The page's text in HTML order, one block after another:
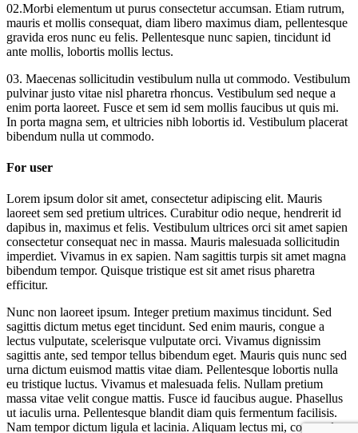
02.Morbi elementum ut purus consectetur accumsan. Etiam rutrum,
mauris et mollis consequat, diam libero maximus diam, pellentesque
gravida eros nunc eu felis. Pellentesque nunc sapien, tincidunt id
ante mollis, lobortis mollis lectus.
03. Maecenas sollicitudin vestibulum nulla ut commodo. Vestibulum
pulvinar justo vitae nisl pharetra rhoncus. Vestibulum sed neque a
enim porta laoreet. Fusce et sem id sem mollis faucibus ut quis mi.
In porta magna sem, et ultricies nibh lobortis id. Vestibulum placerat
bibendum nulla ut commodo.
For user
Lorem ipsum dolor sit amet, consectetur adipiscing elit. Mauris
laoreet sem sed pretium ultrices. Curabitur odio neque, hendrerit id
dapibus in, maximus et felis. Vestibulum ultrices orci sit amet sapien
consectetur consequat nec in massa. Mauris malesuada sollicitudin
imperdiet. Vivamus in ex sapien. Nam sagittis turpis sit amet magna
bibendum tempor. Quisque tristique est sit amet risus pharetra
efficitur.
Nunc non laoreet ipsum. Integer pretium maximus tincidunt. Sed
sagittis dictum metus eget tincidunt. Sed enim mauris, congue a
lectus vulputate, scelerisque vulputate orci. Vivamus dignissim
sagittis ante, sed tempor tellus bibendum eget. Mauris quis nunc sed
urna dictum euismod mattis vitae diam. Pellentesque lobortis nulla
eu tristique luctus. Vivamus et malesuada felis. Nullam pretium
massa vitae velit congue mattis. Fusce id faucibus augue. Phasellus
ut iaculis urna. Pellentesque blandit diam quis fermentum facilisis.
Nam tempor dictum ligula et lacinia. Aliquam lectus mi, commodo